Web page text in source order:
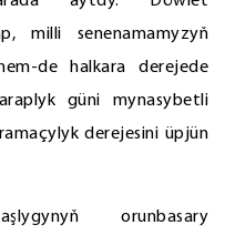
milli senenamamyzyň
de halkara derejede
güni mynasybetli
derejesini üpjün
orunbasary